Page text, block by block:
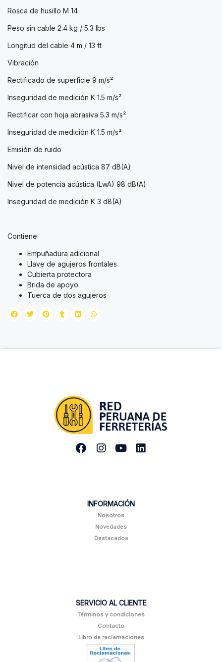
Rosca de husillo M 14
Peso sin cable 2.4 kg / 5.3 lbs
Longitud del cable 4 m / 13 ft
Vibración
Rectificado de superficie 9 m/s²
Inseguridad de medición K 1.5 m/s²
Rectificar con hoja abrasiva 5.3 m/s²
Inseguridad de medición K 1.5 m/s²
Emisión de ruido
Nivel de intensidad acústica 87 dB(A)
Nivel de potencia acústica (LwA) 98 dB(A)
Inseguridad de medición K 3 dB(A)
Contiene
Empuñadura adicional
Llave de agujeros frontales
Cubierta protectora
Brida de apoyo
Tuerca de dos agujeros
INFORMACIÓN
Nosotros
Novedades
Destacados
SERVICIO AL CLIENTE
Términos y condiciones
Contacto
Libro de reclamaciones